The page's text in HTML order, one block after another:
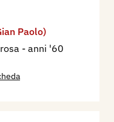
Paolo)
- anni '60